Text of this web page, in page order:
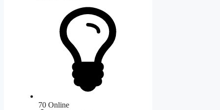
70 Online